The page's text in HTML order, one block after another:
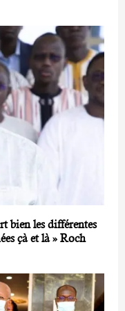
bien les différentes
çà et là » Roch